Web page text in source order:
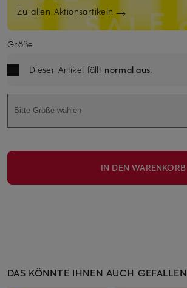
Zu allen Aktionsartikeln
Größe
Dieser Artikel fällt normal aus.
Bitte Größe wählen
IN DEN WARENKORB
DAS KÖNNTE IHNEN AUCH GEFALLEN